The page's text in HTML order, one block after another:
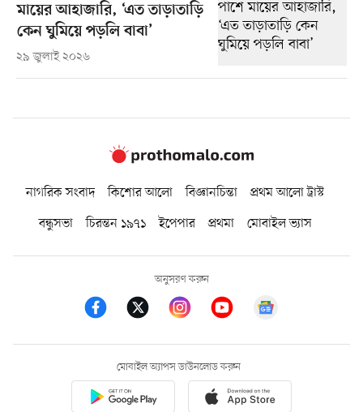
মায়ের আহাজারি, ‘এত তাড়াতাড়ি
কেন ঘুমিয়ে পড়লি বাবা’
২৯ জুলাই ২০২৬
নাগরিক সংবাদ কিশোর আলো বিজ্ঞানচিন্তা
প্রথম আলো ট্রাস্ট
বন্ধুসভা
চিরন্তন ১৯৭১ ইপেপার প্রথমা মোবাইল ভ্যাস
অনুসরণ করুন
মোবাইল অ্যাপস ডাউনলোড করুন